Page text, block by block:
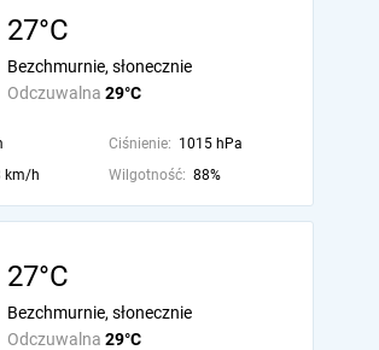
27°C
Odczuwalna 29°C
Bezchmurnie, słonecznie
Ciśnienie: 1015 hPa
km/h Wilgotność: 88%
27°C
Odczuwalna 29°C
Bezchmurnie, słonecznie